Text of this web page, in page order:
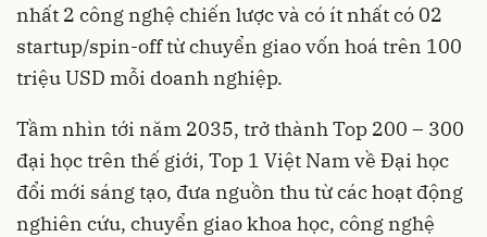
nhất 2 công nghệ chiến lược và có ít nhất có 02
startup/spin-off từ chuyển giao vốn hoá trên 100
triệu USD mỗi doanh nghiệp.
Tầm nhìn tới năm 2035, trở thành Top 200 – 300
đại học trên thế giới, Top 1 Việt Nam về Đại học
đổi mới sáng tạo, đưa nguồn thu từ các hoạt động
nghiên cứu, chuyển giao khoa học, công nghệ